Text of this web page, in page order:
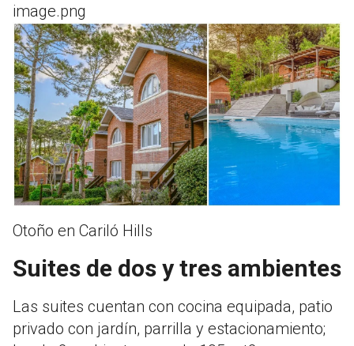
image.png
Otoño en Cariló Hills
Suites de dos y tres ambientes
Las suites cuentan con cocina equipada, patio
privado con jardín, parrilla y estacionamiento;